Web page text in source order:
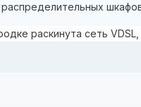
раскинута сеть VDSL,